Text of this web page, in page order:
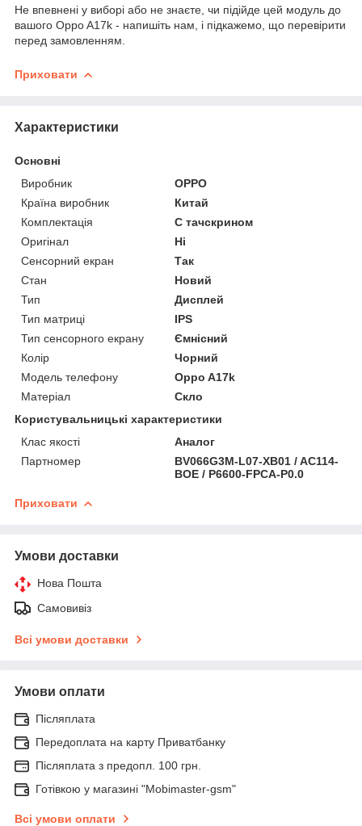
Не впевнені у виборі або не знаєте, чи підійде цей модуль до
вашого Oppo A17k - напишіть нам, і підкажемо, що перевірити
перед замовленням.
Приховати
Характеристики
Основні
Виробник
OPPO
Країна виробник
Китай
Комплектація
С тачскрином
Оригінал
Ні
Сенсорний екран
Так
Стан
Новий
Тип
Дисплей
Тип матриці
IPS
Тип сенсорного екрану
Ємнісний
Колір
Чорний
Модель телефону
Oppo A17k
Матеріал
Скло
Користувальницькі характеристики
Клас якості
Аналог
Партномер
BV066G3M-L07-XB01 / AC114-
BOE / P6600-FPCA-P0.0
Приховати
Умови доставки
Нова Пошта
Самовивіз
Всі умови доставки
Умови оплати
Післяплата
Передоплата на карту Приватбанку
Післяплата з предопл. 100 грн.
Готівкою у магазині "Mobimaster-gsm"
Всі умови оплати